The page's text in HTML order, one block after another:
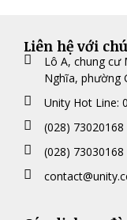
Liên hệ với
Lô A, chung cư
Nghĩa, phường
Unity Hot Line:
(028) 73020168
(028) 73030168